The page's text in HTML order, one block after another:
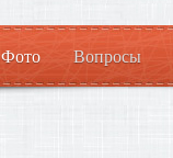
Фото Вопросы